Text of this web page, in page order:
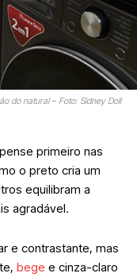
do natural – Foto: Sidney Doll
primeiro nas
o preto cria um
equilibram a
agradável.
e contrastante, mas
bege e cinza-claro